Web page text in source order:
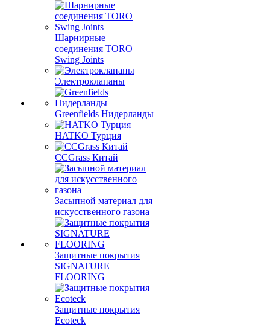
Шарнирные
соединения TORO
Swing Joints
Электроклапаны
Greenfields Нидерланды
HATKO Турция
CCGrass Китай
Засыпной материал для
искусственного газона
Защитные покрытия
SIGNATURE
FLOORING
Защитные покрытия
Ecoteck